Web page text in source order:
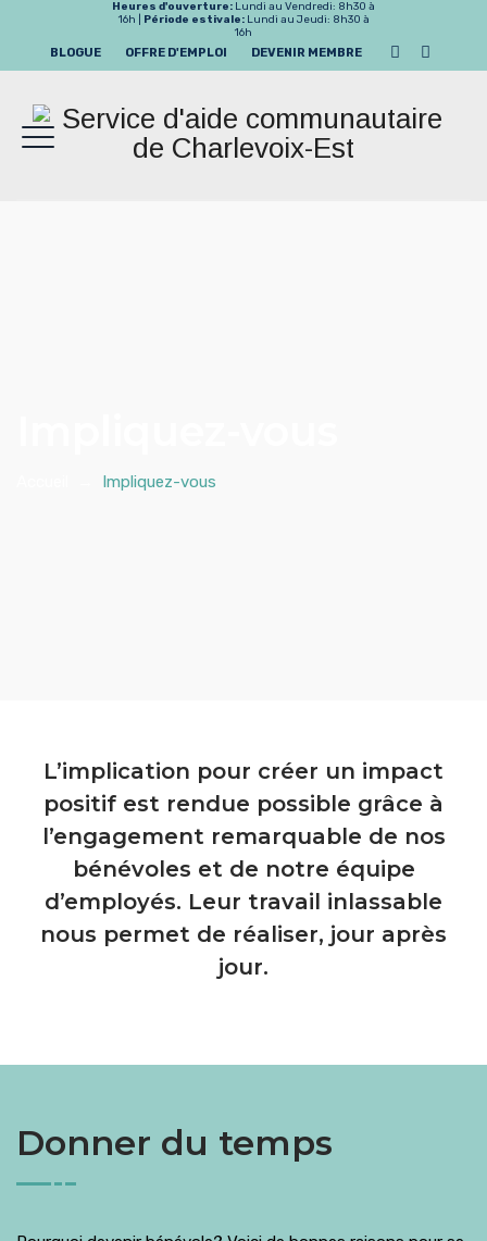
Heures d'ouverture: Lundi au Vendredi: 8h30 à
16h |
Période estivale:Lundi au Jeudi: 8h30 à
16h
BLOGUE OFFRE D'EMPLOI DEVENIR MEMBRE
Impliquez-vous
L’implication pour créer un impact
positif est rendue possible grâce à
l’engagement remarquable de nos
bénévoles et de notre équipe
d’employés. Leur travail inlassable
nous permet de réaliser, jour après
jour.
Donner du temps